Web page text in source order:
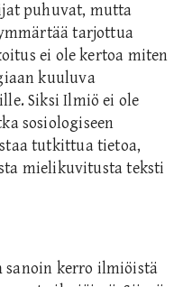
puhuvat, mutta
tarjottua
ei ole kertoa miten
kuuluva
Siksi Ilmiö ei ole
sosiologiseen
tutkittua tietoa,
mielikuvitusta teksti
sanoin kerro ilmiöistä